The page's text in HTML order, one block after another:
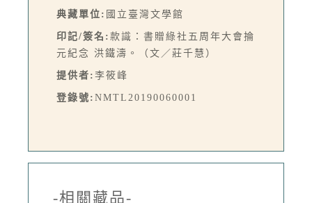
典藏單位: 國立臺灣文學館
印記/簽名: 款識：書贈綠社五周年大會掄
元紀念 洪鐵濤。（文／莊千慧）
提供者: 李筱峰
登錄號: NMTL20190060001
-相關藏品-